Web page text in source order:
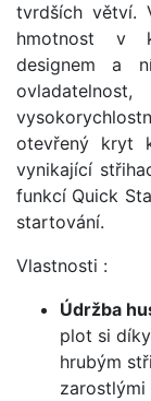
tvrdších větví.
hmotnost v
designem a
otevřený kryt
vynikající
funkcí Quick
startování.
Vlastnosti :
Údržba
plot si
hrubým